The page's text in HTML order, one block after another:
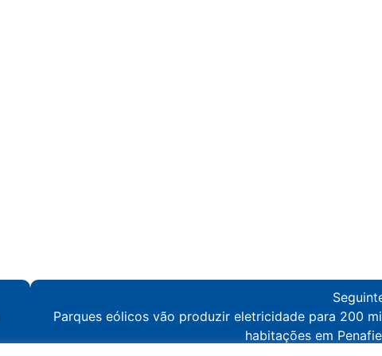
Parques eólicos vão produzir eletricidade para 200
habitações em